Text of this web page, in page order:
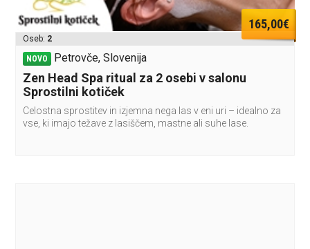
165,00€
Oseb: 2
NOVO Petrovče, Slovenija
Zen Head Spa ritual za 2 osebi v salonu
Sprostilni kotiček
Celostna sprostitev in izjemna nega las v eni uri – idealno za
vse, ki imajo težave z lasiščem, mastne ali suhe lase.